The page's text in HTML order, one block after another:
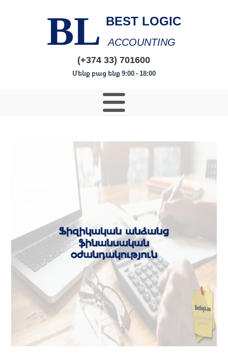
BL BEST LOGIC
ACCOUNTING
(+374 33) 701600
Մենք բաց ենք 9:00 - 18:00